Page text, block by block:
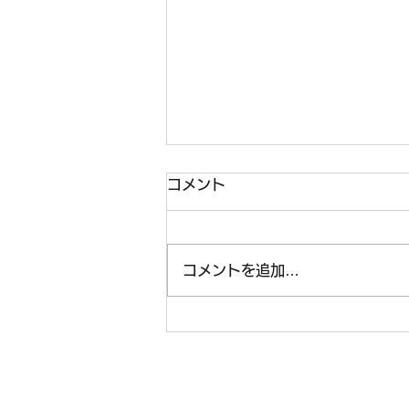
会長さんと副会長さんが中四
コメント
コメントを追加…